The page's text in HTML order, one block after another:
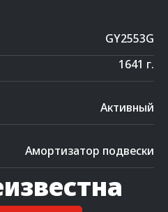
GY2553G
1641 г.
Активный
Амортизатор подвески